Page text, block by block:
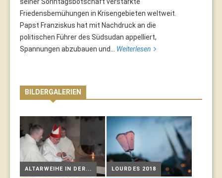
Friedensbemühungen in Krisengebieten weltweit.
Papst Franziskus hat mit Nachdruck an die
politischen Führer des Südsudan appelliert,
Spannungen abzubauen und... Weiterlesen
BILDERGALERIEN
ALTARWEIHE IN DER... LOURDES 2018